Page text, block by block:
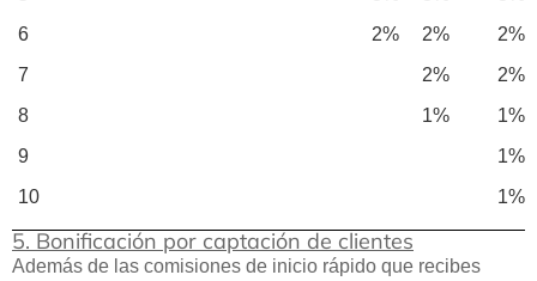
6
2% 2%
2%
7
2%
2%
8
1%
1%
9
1%
10
1%
5. Bonificación por captación de clientes
Además de las comisiones de inicio rápido que recibes